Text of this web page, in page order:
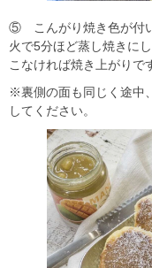
⑤ こんがり焼き色が付
火で5分ほど蒸し焼きに
こなければ焼き上がりで
※裏側の面も同じく途中
してください。